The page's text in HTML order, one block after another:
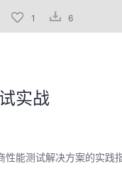
1 6
实战
性能测试解决方案的实践